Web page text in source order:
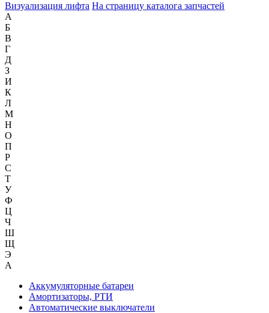
Визуализация лифта На страницу каталога запчастей
А
Б
В
Г
Д
З
И
К
Л
М
Н
О
П
Р
С
Т
У
Ф
Ц
Ч
Ш
Щ
Э
А
Аккумуляторные батареи
Амортизаторы, РТИ
Автоматические выключатели